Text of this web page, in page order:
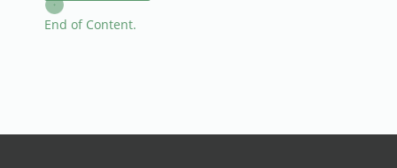
End of Content.